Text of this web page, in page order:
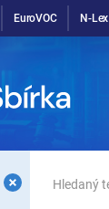
EuroVOC N-Lex